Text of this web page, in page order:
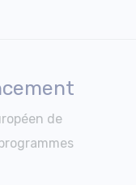
de